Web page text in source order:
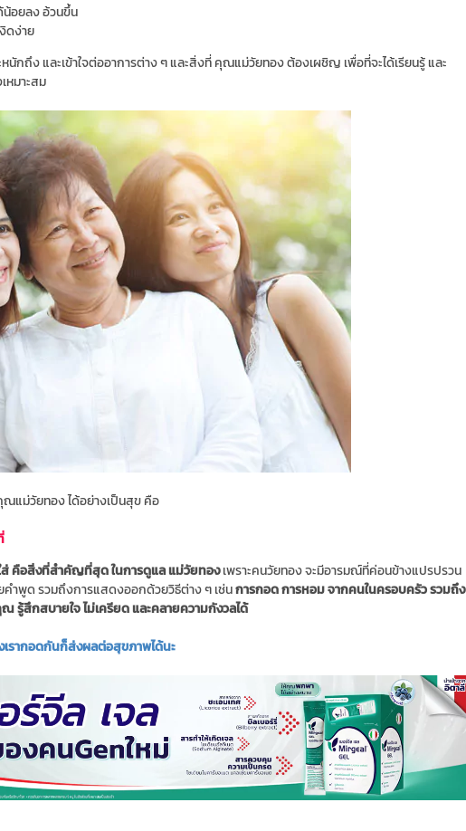
น้อยลง อ้วนขึ้น
ดง่าย
กถึง และเข้าใจต่ออาการต่าง ๆ และสิ่งที่ คุณแม่วัยทอง ต้องเผชิญ เพื่อที่จะได้เรียนรู้ และ
หมาะสม
ณแม่วัยทอง ได้อย่างเป็นสุข คือ
ใส่ คือสิ่งที่สำคัญที่สุด ในการดูแล แม่วัยทองเพราะคนวัยทอง จะมีอารมณ์ที่ค่อนข้างแปรปรวน
คำพูด รวมถึงการแสดงออกด้วยวิธีต่าง ๆ เช่นการกอด การหอม จากคนในครอบครัว รวมถึง
สึกสบายใจ ไม่เครียด และคลายความกังวลได้
รากอดกันก็ส่งผลต่อสุขภาพได้นะ